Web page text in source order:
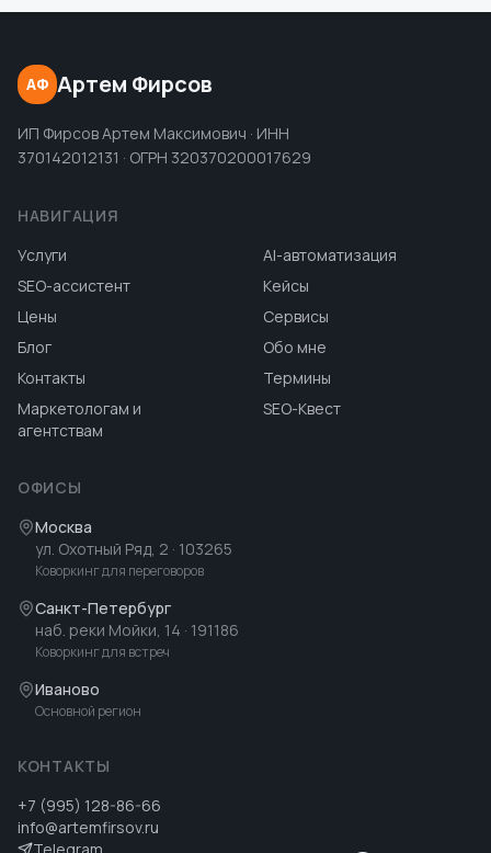
АФ Артем Фирсов
ИП Фирсов Артем Максимович · ИНН
370142012131 · ОГРН 320370200017629
НАВИГАЦИЯ
Услуги
AI-автоматизация
SEO-ассистент
Кейсы
Цены
Сервисы
Блог
Обо мне
Контакты
Термины
Маркетологам и
агентствам
SEO-Квест
ОФИСЫ
Москва
ул. Охотный Ряд, 2 · 103265
Коворкинг для переговоров
Санкт-Петербург
наб. реки Мойки, 14 · 191186
Коворкинг для встреч
Иваново
Основной регион
КОНТАКТЫ
+7 (995) 128-86-66
info@artemfirsov.ru